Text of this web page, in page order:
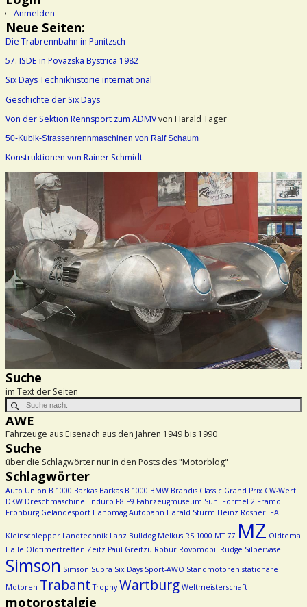
Anmelden
Neue Seiten:
Die Trabrennbahn in Panitzsch
57. ISDE in Povazska Bystrica 1982
Six Days Technikhistorie international
Geschichte der Six Days
Von der Sektion Rennsport zum ADMVvon Harald Täger
50-Kubik-Strassenrennmaschinen von Ralf Schaum
Konstruktionen von Rainer Schmidt
Suche
im Text der Seiten
AWE
Fahrzeuge aus Eisenach aus den Jahren 1949 bis 1990
Suche
über die Schlagwörter nur in den Posts des "Motorblog"
Schlagwörter
Auto Union B 1000 Barkas Barkas B 1000 BMW Brandis Classic Grand Prix CW-Wert
DKW Dreschmaschine Enduro F8 F9 Fahrzeugmuseum Suhl Formel 2 Framo
Frohburg Geländesport Hanomag Autobahn Harald Sturm Heinz Rosner IFA
Kleinschlepper Landtechnik Lanz Bulldog Melkus RS 1000 MT 77 MZ Oldtema
Halle Oldtimertreffen Zeitz Paul Greifzu Robur Rovomobil Rudge Silbervase
Simson Simson Supra Six Days Sport-AWO Standmotoren stationäre
Motoren Trabant Trophy Wartburg Weltmeisterschaft
motorostalgie